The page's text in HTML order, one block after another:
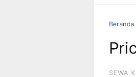
Beranda
SEWA